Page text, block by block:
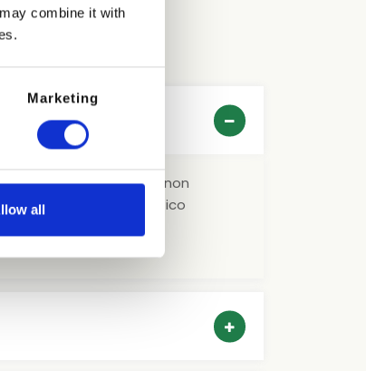
combine it with
Marketing
all
Se preferisci non
caparra tramite bonifico